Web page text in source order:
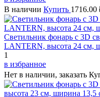
В наличии Купить 1716.00
Светильник фонарь с 3D
LANTERN, высота 24 см,
1
в избранное
Нет в наличии, заказать